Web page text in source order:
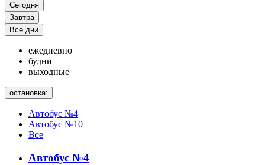
Сегодня
Завтра
Все дни
ежедневно
будни
выходные
остановка:
Автобус №4
Автобус №10
Все
Автобус №4